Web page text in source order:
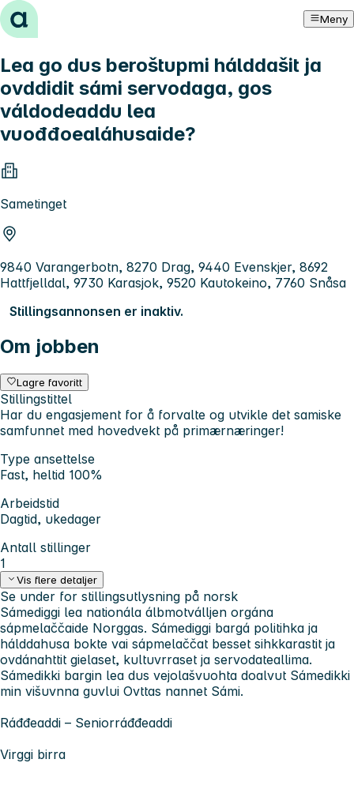
Hopp til innhold Meny
Lea go dus beroštupmi hálddašit ja
ovddidit sámi servodaga, gos
váldodeaddu lea
vuođđoealáhusaide?
Sametinget
9840 Varangerbotn, 8270 Drag, 9440 Evenskjer, 8692
Hattfjelldal, 9730 Karasjok, 9520 Kautokeino, 7760 Snåsa
Stillingsannonsen er inaktiv.
Om jobben
Lagre favoritt
Stillingstittel
Har du engasjement for å forvalte og utvikle det samiske
samfunnet med hovedvekt på primærnæringer!
Type ansettelse
Fast, heltid 100%
Arbeidstid
Dagtid, ukedager
Antall stillinger
1
Vis flere detaljer
Se under for stillingsutlysning på norsk
Sámediggi lea nationála álbmotválljen orgána
sápmelaččaide Norggas. Sámediggi bargá politihka ja
hálddahusa bokte vai sápmelaččat besset sihkkarastit ja
ovdánahttit gielaset, kultuvrraset ja servodateallima.
Sámedikki bargin lea dus vejolašvuohta doalvut Sámedikki
min višuvnna guvlui Ovttas nannet Sámi.
Ráđđeaddi – Seniorráđđeaddi
Virggi birra